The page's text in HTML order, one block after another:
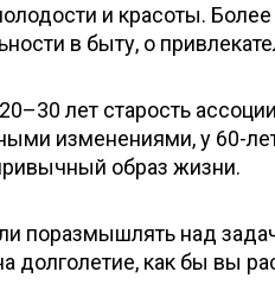
и красоты.
в быту, о
лет старость
изменениями, у 60-
образ жизни.
поразмышлять над
долголетие, как бы вы